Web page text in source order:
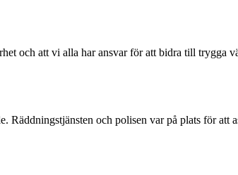
och att vi alla har ansvar för att bidra till trygga
och polisen var på plats för att